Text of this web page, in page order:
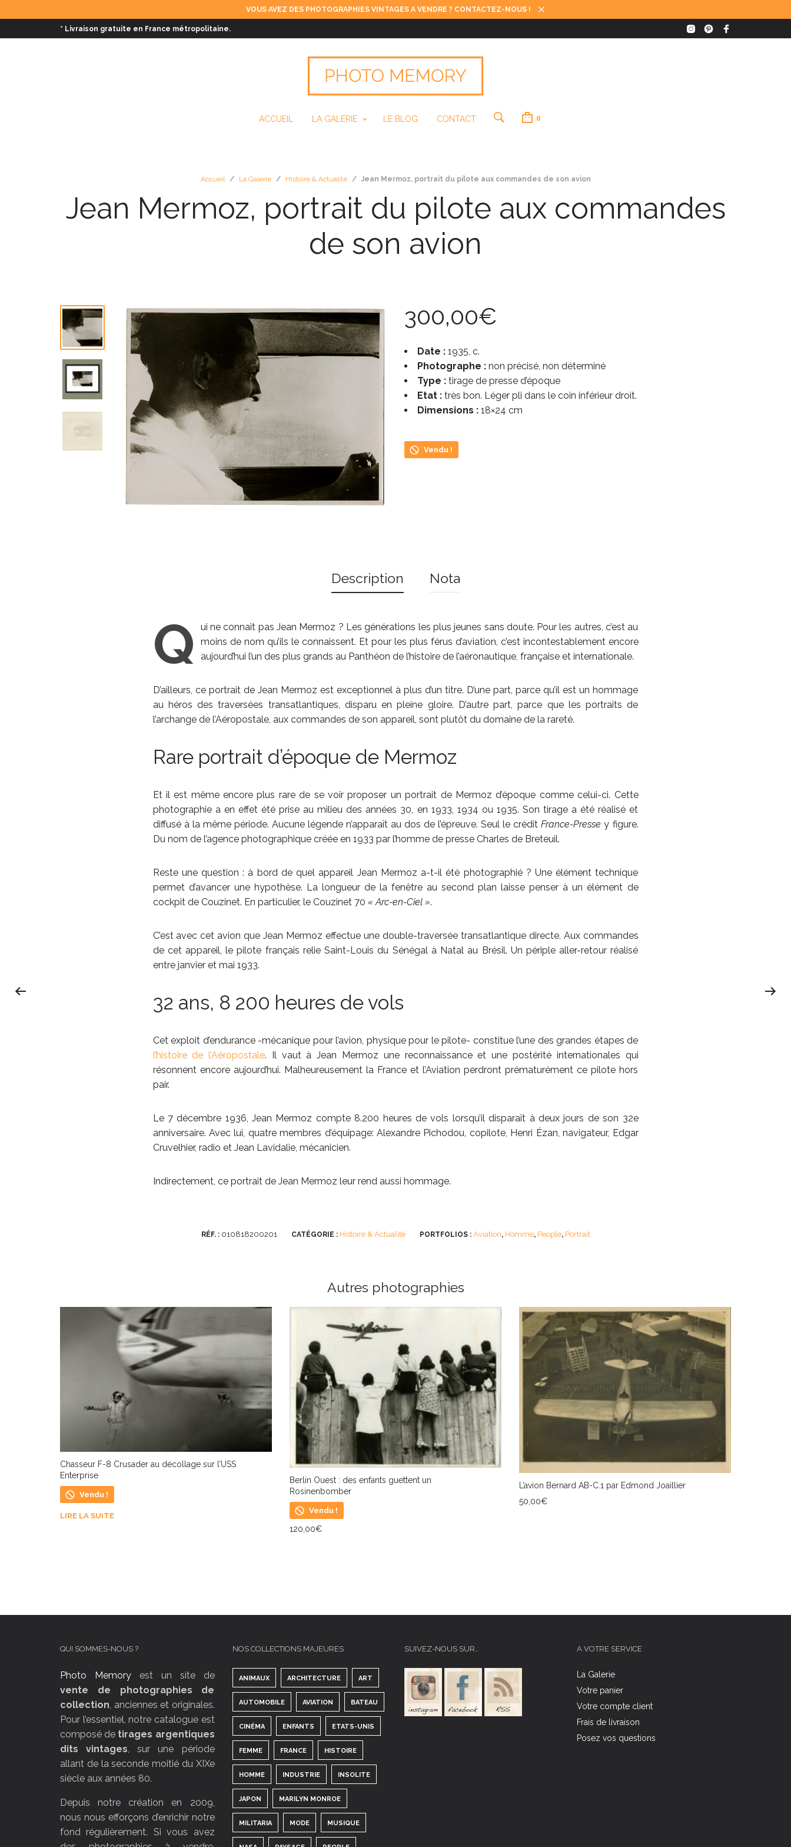
VOUS AVEZ DES PHOTOGRAPHIES VINTAGES A VENDRE ? CONTACTEZ-NOUS !
* Livraison gratuite en France métropolitaine.
ACCUEIL LA GALERIE LE BLOG CONTACT 0
Accueil / La Galerie / Histoire & Actualité / Jean Mermoz, portrait du pilote aux commandes de son avion
Jean Mermoz, portrait du pilote aux commandes
de son avion
300,00€
Date : 1935, c.
Photographe : non précisé, non déterminé
Type : tirage de presse d’époque
Etat : très bon. Léger pli dans le coin inférieur droit.
Dimensions : 18×24 cm
Vendu !
Description Nota
Q
ui ne connait pas Jean Mermoz ? Les générations les plus jeunes sans doute. Pour les autres, c’est au
moins de nom qu’ils le connaissent. Et pour les plus férus d’aviation, c’est incontestablement encore
aujourd’hui l’un des plus grands au Panthéon de l’histoire de l’aéronautique, française et internationale.
D’ailleurs, ce portrait de Jean Mermoz est exceptionnel à plus d’un titre. D’une part, parce qu’il est un hommage
au héros des traversées transatlantiques, disparu en pleine gloire. D’autre part, parce que les portraits de
l’archange de l’Aéropostale, aux commandes de son appareil, sont plutôt du domaine de la rareté.
Rare portrait d’époque de Mermoz
Et il est même encore plus rare de se voir proposer un portrait de Mermoz d’époque comme celui-ci. Cette
photographie a en effet été prise au milieu des années 30, en 1933, 1934 ou 1935. Son tirage a été réalisé et
diffusé à la même période. Aucune légende n’apparaît au dos de l’épreuve. Seul le créditFrance-Presse y figure.
Du nom de l’agence photographique créée en 1933 par l’homme de presse Charles de Breteuil.
Reste une question : à bord de quel appareil Jean Mermoz a-t-il été photographié ? Une élément technique
permet d’avancer une hypothèse. La longueur de la fenêtre au second plan laisse penser à un élément de
cockpit de Couzinet. En particulier, le Couzinet 70 « Arc-en-Ciel ».
C’est avec cet avion que Jean Mermoz effectue une double-traversée transatlantique directe. Aux commandes
de cet appareil, le pilote français relie Saint-Louis du Sénégal à Natal au Brésil. Un périple aller-retour réalisé
entre janvier et mai 1933.
32 ans, 8 200 heures de vols
Cet exploit d’endurance -mécanique pour l’avion, physique pour le pilote- constitue l’une des grandes étapes de
l’histoire de l’Aéropostale. Il vaut à Jean Mermoz une reconnaissance et une postérité internationales qui
résonnent encore aujourd’hui. Malheureusement la France et l’Aviation perdront prématurément ce pilote hors
pair.
Le 7 décembre 1936, Jean Mermoz compte 8.200 heures de vols lorsqu’il disparaît à deux jours de son 32e
anniversaire. Avec lui, quatre membres d’équipage: Alexandre Pichodou, copilote, Henri Ézan, navigateur, Edgar
Cruvelhier, radio et Jean Lavidalie, mécanicien.
Indirectement, ce portrait de Jean Mermoz leur rend aussi hommage.
RÉF. : 010818200201 CATÉGORIE : Histoire & Actualité PORTFOLIOS : Aviation, Homme, People, Portrait
Autres photographies
Chasseur F-8 Crusader au décollage sur l’USS
Enterprise
Vendu !
LIRE LA SUITE
Berlin Ouest : des enfants guettent un
Rosinenbomber
Vendu !
120,00€
L’avion Bernard AB-C.1 par Edmond Joaillier
50,00€
QUI SOMMES-NOUS ?
Photo Memoryest un site de
vente de photographies de
collection , anciennes et originales.
Pour l’essentiel, notre catalogue est
composé de tirages argentiques
dits vintages , sur une période
allant de la seconde moitié du XIXe
siècle aux années 80.
Depuis notre création en 2009,
nous nous efforçons d’enrichir notre
fond régulièrement. Si vous avez
NOS COLLECTIONS MAJEURES
ANIMAUX ARCHITECTURE ART
AUTOMOBILE AVIATION BATEAU
CINÉMA ENFANTS ETATS-UNIS
FEMME FRANCE HISTOIRE
HOMME INDUSTRIE INSOLITE
JAPON MARILYN MONROE
MILITARIA MODE MUSIQUE
SUIVEZ-NOUS SUR… A VOTRE SERVICE
La Galerie
Votre panier
Votre compte client
Frais de livraison
Posez vos questions